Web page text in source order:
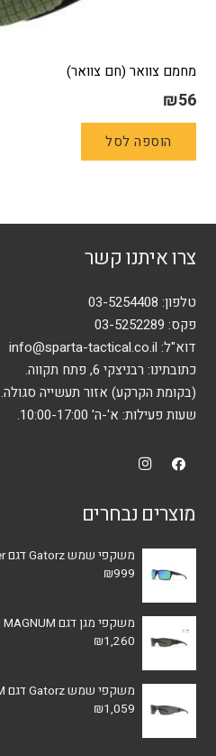
מחמם צוואר (חם צוואר)
₪56
הוספה לסל
צרו איתנו קשר
טלפון: 03-5254408
פקס: 03-5252289
דוא"ל: info@sparta-tactical.co.il
כתובתינו: רבניצקי 6, פתח תקווה.
(בקומת הקרקע) אזור תעשייה סגולה.
שעות פעילות: א'-ה' 10:00-17:00.
מוצרים נבחרים
משקפי שמש Gatorz דגם Marauder - עדשה Green Mirror
₪999
משקפי מגן דגם MAGNUM עדשה SMOKE
₪1,260
משקפי שמש Gatorz דגם MAGNUM –
₪1,059